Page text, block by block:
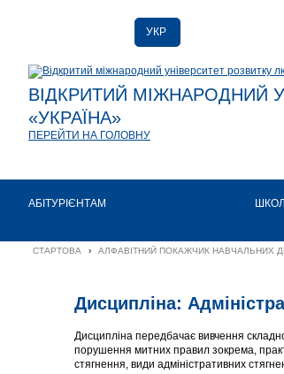
УКР
ENG
ВІДКРИТИЙ МІЖНАРОДНИЙ
«УКРАЇНА»
ПЕРЕЙТИ НА ГОЛОВНУ
АБІТУРІЄНТАМ
СТАРТОВА › АЛФАВІТНИЙ ПОКАЖЧИК НАВЧАЛЬНИХ
Дисципліна:
Дисципліна передбачає вивчення
порушення митних правил зокрема,
стягнення, види адміністративних